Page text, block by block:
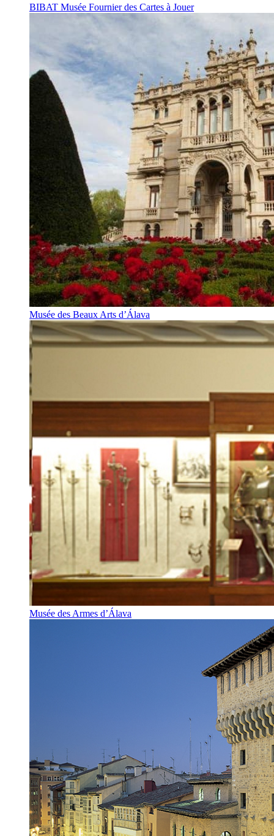
BIBAT Musée Fournier des Cartes à Jouer
Musée des Beaux Arts d’Álava
Musée des Armes d’Álava